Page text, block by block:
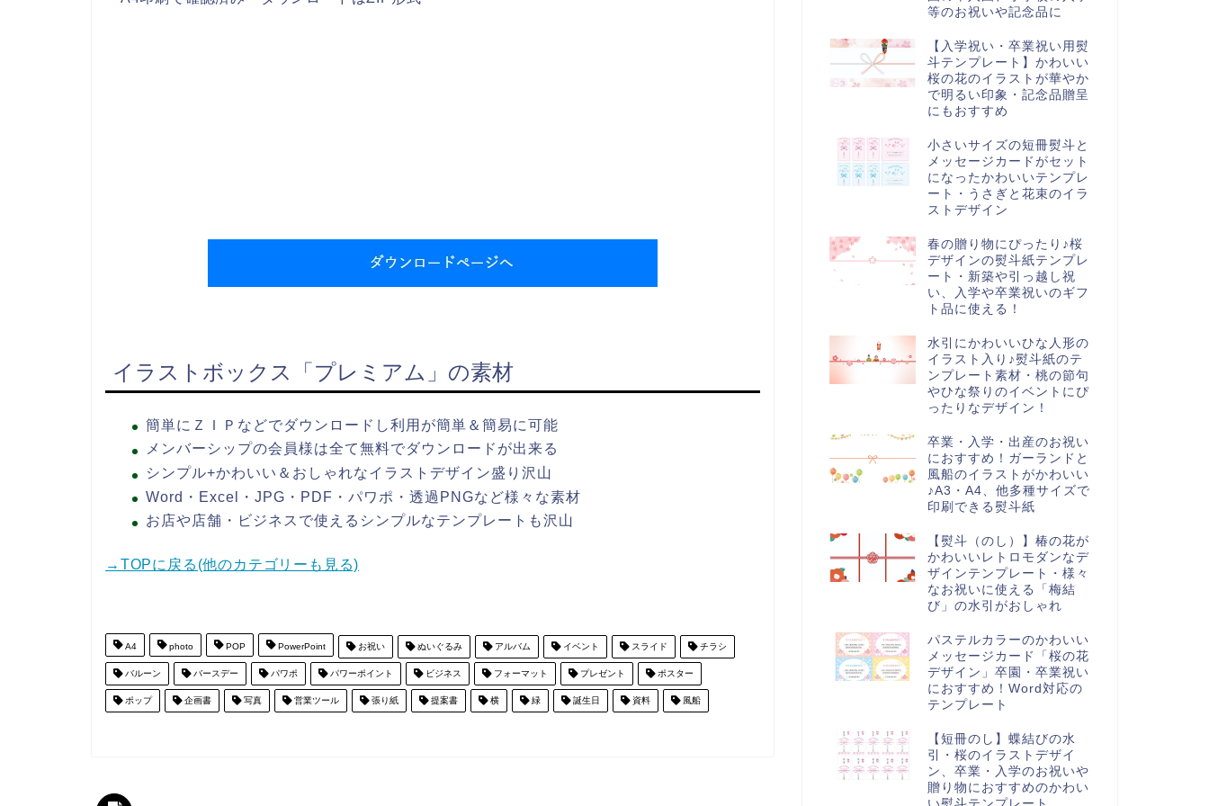
イラストボックス「プレミアム」の素材
簡単にＺＩＰなどでダウンロードし利用が簡単＆簡易に可能
メンバーシップの会員様は全て無料でダウンロードが出来る
シンプル+かわいい＆おしゃれなイラストデザイン盛り沢山
Word・Excel・JPG・PDF・パワポ・透過PNGなど様々な素材
お店や店舗・ビジネスで使えるシンプルなテンプレートも沢山
→TOPに戻る(他のカテゴリーも見る)
A4 photo POP PowerPoint お祝い ぬいぐるみ アルバム イベント スライド チラシ
バルーン バースデー パワポ パワーポイント ビジネス フォーマット プレゼント ポスター
ポップ 企画書 写真 営業ツール 張り紙 提案書 横 緑 誕生日 資料 風船
等のお祝いや記念品に
【入学祝い・卒業祝い用熨
斗テンプレート】かわいい
桜の花のイラストが華やか
で明るい印象・記念品贈呈
にもおすすめ
小さいサイズの短冊熨斗と
メッセージカードがセット
になったかわいいテンプレ
ート・うさぎと花束のイラ
ストデザイン
春の贈り物にぴったり♪桜
デザインの熨斗紙テンプレ
ート・新築や引っ越し祝
い、入学や卒業祝いのギフ
ト品に使える！
水引にかわいいひな人形の
イラスト入り♪熨斗紙のテ
ンプレート素材・桃の節句
やひな祭りのイベントにぴ
ったりなデザイン！
卒業・入学・出産のお祝い
におすすめ！ガーランドと
風船のイラストがかわいい
♪A3・A4、他多種サイズで
印刷できる熨斗紙
【熨斗（のし）】椿の花が
かわいいレトロモダンなデ
ザインテンプレート・様々
なお祝いに使える「梅結
び」の水引がおしゃれ
パステルカラーのかわいい
メッセージカード「桜の花
デザイン」卒園・卒業祝い
におすすめ！Word対応の
テンプレート
【短冊のし】蝶結びの水
引・桜のイラストデザイ
ン、卒業・入学のお祝いや
贈り物におすすめのかわい